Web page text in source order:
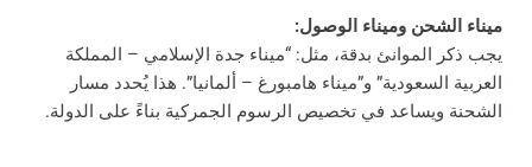
ميناء الشحن وميناء الوصول:
يجب ذكر الموانئ بدقة، مثل: “ميناء جدة الإسلامي – المملكة
العربية السعودية” و”ميناء هامبورغ – ألمانيا”. هذا يُحدد مسار
الشحنة ويساعد في تخصيص الرسوم الجمركية بناءً على الدولة.